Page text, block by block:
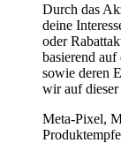
Durch das
deine
oder
basierend
sowie deren
wir auf
Meta-Pixel,